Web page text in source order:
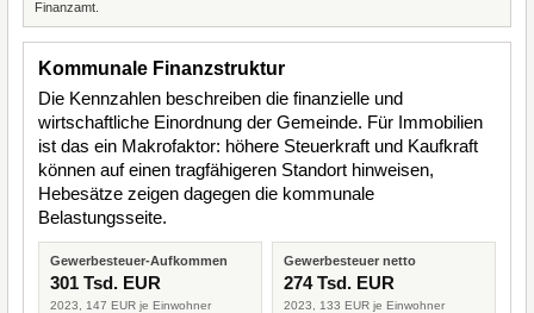
Finanzamt.
Kommunale Finanzstruktur
Die Kennzahlen beschreiben die finanzielle und
wirtschaftliche Einordnung der Gemeinde. Für Immobilien
ist das ein Makrofaktor: höhere Steuerkraft und Kaufkraft
können auf einen tragfähigeren Standort hinweisen,
Hebesätze zeigen dagegen die kommunale
Belastungsseite.
Gewerbesteuer-Aufkommen
301 Tsd. EUR
2023, 147 EUR je Einwohner
Gewerbesteuer netto
274 Tsd. EUR
2023, 133 EUR je Einwohner